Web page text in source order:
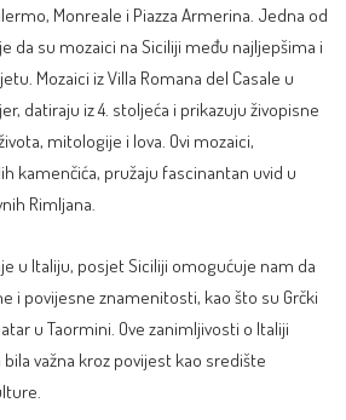
Monreale i Piazza Armerina. Jedna od
da su mozaici na Siciliji među najljepšima i
Mozaici iz Villa Romana del Casale u
datiraju iz 4. stoljeća i prikazuju živopisne
mitologije i lova. Ovi mozaici,
kamenčića, pružaju fascinantan uvid u
Rimljana.
u Italiju, posjet Siciliji omogućuje nam da
i povijesne znamenitosti, kao što su Grčki
u Taormini. Ove zanimljivosti o Italiji
važna kroz povijest kao središte